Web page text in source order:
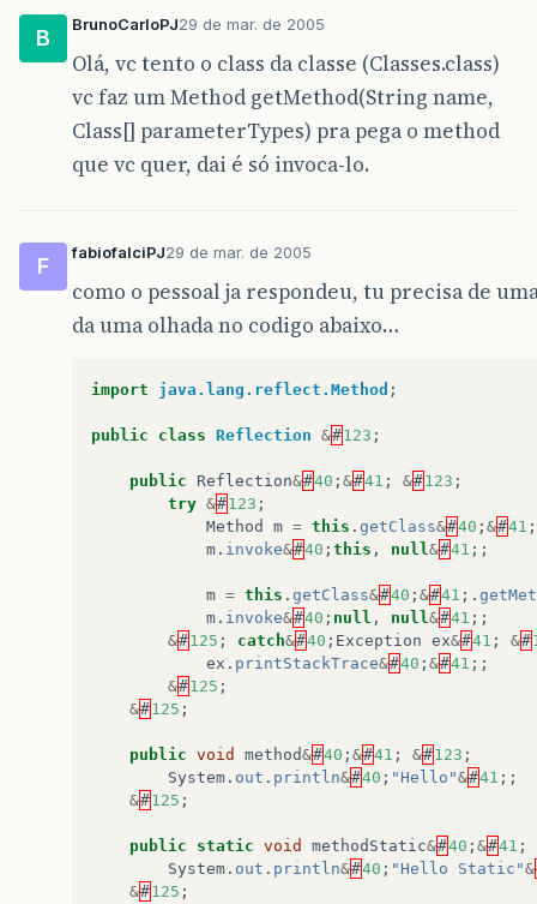
B
BrunoCarloPJ29 de mar. de 2005
Olá, vc tento o class da classe (Classes.class)
vc faz um Method getMethod(String name,
Class[] parameterTypes) pra pega o method
que vc quer, dai é só invoca-lo.
F
fabiofalciPJ29 de mar. de 2005
como o pessoal ja respondeu, tu precisa de
da uma olhada no codigo abaixo…
import java.lang.reflect.Method ;
public class Reflection &#123 ;
public Reflection&#40 ; &#41 ; &#123 ;
try &#123 ;
Method
m = this . getClass&#40 ; &#41
m . invoke&#40 ; this , null&#41 ;;
m = this . getClass&#40 ; &#41 ;.
m . invoke&#40 ; null , null&#41 ;;
&#125 ; catch&#40 ; Exception ex&#41 ; &#
ex . printStackTrace&#40 ; &#41 ;;
&#125 ;
&#125 ;
public void method&#40 ; &#41 ; &#123 ;
System . out . println&#40 ; "Hello"&#41 ;;
&#125 ;
public static void methodStatic&#40 ; &#41 ;
System . out . println&#40 ; "Hello Static"&
&#125 ;